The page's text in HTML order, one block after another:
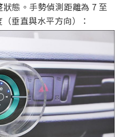
態。手勢偵測距離為 7 至
垂直與水平方向）：